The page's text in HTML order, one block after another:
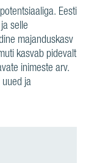
Eesti
selle
majanduskasv
kasvab pidevalt
inimeste arv.
ja